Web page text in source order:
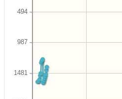
1481
987
494